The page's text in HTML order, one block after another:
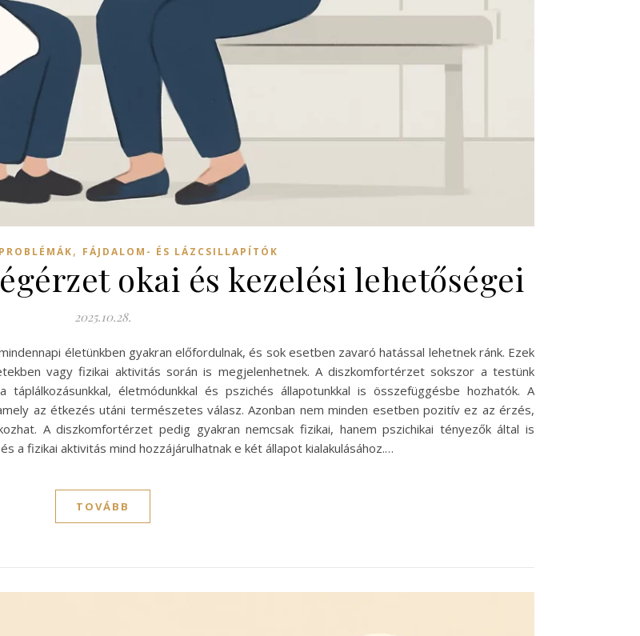
, FÁJDALOM- ÉS LÁZCSILLAPÍTÓK
okai és kezelési lehetőségei
2025.10.28.
életünkben gyakran előfordulnak, és sok esetben zavaró hatással lehetnek ránk. Ezek
vagy fizikai aktivitás során is megjelenhetnek. A diszkomfortérzet sokszor a testünk
életmódunkkal és pszichés állapotunkkal is összefüggésbe hozhatók. A
az étkezés utáni természetes válasz. Azonban nem minden esetben pozitív ez az érzés,
A diszkomfortérzet pedig gyakran nemcsak fizikai, hanem pszichikai tényezők által is
a fizikai aktivitás mind hozzájárulhatnak e két állapot kialakulásához.…
TOVÁBB